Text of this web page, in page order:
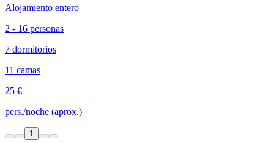
Alojamiento entero
2 - 16 personas
7 dormitorios
11 camas
25 €
pers./noche (aprox.)
1